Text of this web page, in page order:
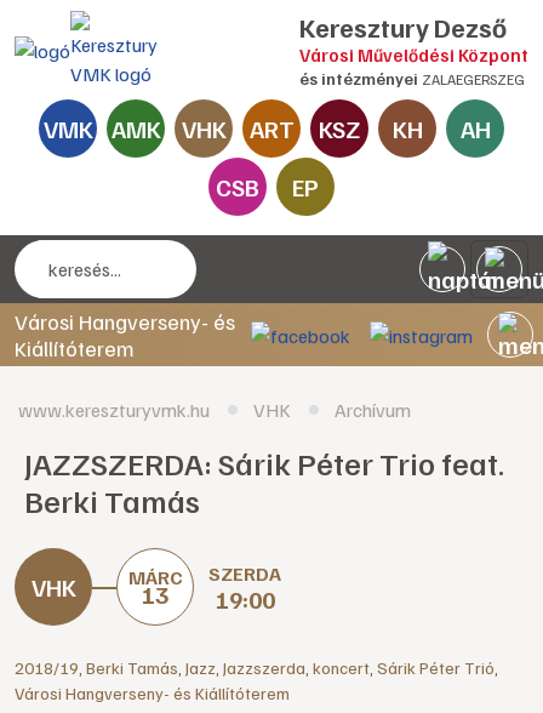
Keresztury Dezső
Városi Művelődési Központ
és intézményei ZALAEGERSZEG
VMK AMK VHK ART KSZ KH
AH
CSB
EP
Városi Hangverseny- és
Kiállítóterem
www.kereszturyvmk.hu VHK Archívum
JAZZSZERDA: Sárik Péter Trio feat.
Berki Tamás
MÁRC
13
SZERDA
19:00
2018/19 Berki Tamás Jazz Jazzszerda koncert Sárik Péter Trió
Városi Hangverseny- és Kiállítóterem